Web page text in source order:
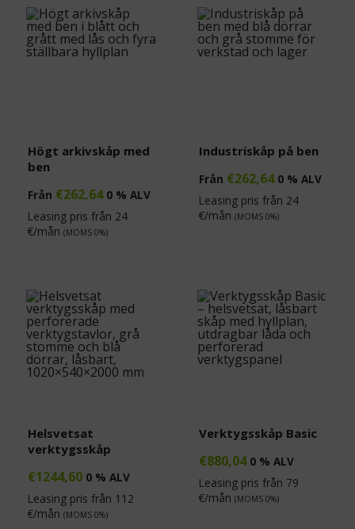
Högt arkivskåp med
ben
Från €262,64 0 % ALV
Leasing pris från 24
€/mån (MOMS 0%)
Industriskåp på ben
Från €262,64 0 % ALV
Leasing pris från 24
€/mån (MOMS 0%)
Helsvetsat
verktygsskåp
€1244,60 0 % ALV
Leasing pris från 112
€/mån (MOMS 0%)
Verktygsskåp Basic
€880,04 0 % ALV
Leasing pris från 79
€/mån (MOMS 0%)